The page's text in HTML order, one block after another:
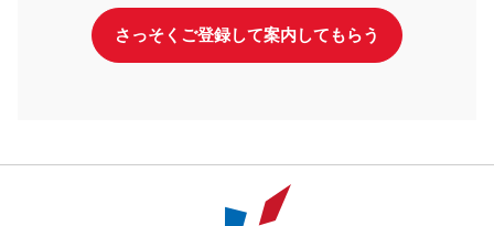
さっそくご登録して案内してもらう